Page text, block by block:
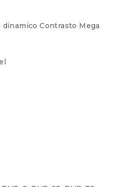
Contrasto Mega